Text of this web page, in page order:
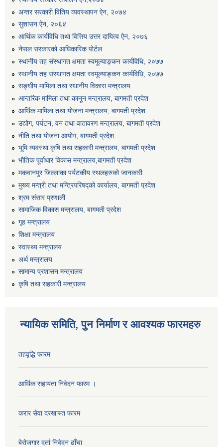
अन्तर सरकारी वितिय व्यवस्थापन ऐन, २०७४
सुशासन ऐन, २०६४
आर्थिक कार्यविधि तथा वित्तिय उत्तर दायित्व ऐन, २०७६
नेपाल सरकारको आधिकारिक पोर्टल
स्थानीय तह संस्थागत क्षमता स्वमूल्याङ्कन कार्यविधि, २०७७
स्थानीय तह संस्थागत क्षमता स्वमूल्याङ्कन कार्यविधि, २०७७
सङ्घीय मामिला तथा स्थानीय विकास मन्त्रालय
आन्तरिक मामिला तथा कानून मन्त्रालय, बागमती प्रदेश
आर्थिक मामिला तथा योजना मन्त्रालय, बागमती प्रदेश
उद्योग, पर्यटन, वन तथा वातावरण मन्त्रालय, बागमती प्रदेश
नीति तथा योजना आयोग, बागमती प्रदेश
भूमि व्यवस्था कृषि तथा सहकारी मन्त्रालय, बागमती प्रदेश
भौतिक पूर्वाधार विकास मन्त्रालय,बागमती प्रदेश
मकवानपुर जिल्लाका पर्यटकीय स्थलहरुको जानकारी
मुख्य मन्त्री तथा मन्त्रिपरिषद्को कार्यालय, बागमती प्रदेश
श्रम संसार प्रणाली
सामाजिक विकास मन्त्रालय, बागमती प्रदेश
गृह मन्त्रालय
शिक्षा मन्त्रालय
स्वास्थ्य मन्त्रालय
अर्थ मन्त्रालय
सामान्य प्रशासन मन्त्रालय
कृषि तथा सहकारी मन्त्रालय
न्यायिक समिति, पुन निर्माण र आवश्यक फारमहरु
तहवृद्धि फारम
आर्थिक सहायता निवेदन फारम ।
करार सेवा दरखास्त फारम
बेरोजगार दर्ता निवेदन ढाँचा